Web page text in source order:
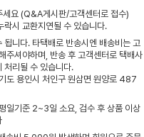
세요 (Q&A게시판/고객센터로 접수)
시 교환지연될 수 있습니다.
니다. 타택배로 반송시엔 배송비는 고
주셔야하며, 반송 후 고객센터로 택배사
처리될 수 있습니다.
도 용인시 처인구 원삼면 원양로 487
일기준 2~3일 소요, 검수 후 상품 이상